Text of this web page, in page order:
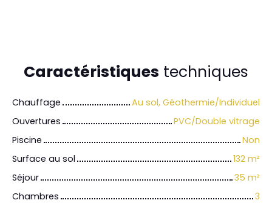
Caractéristiques techniques
Chauffage
Au sol, Géothermie/Individuel
Ouvertures
PVC/Double vitrage
Piscine
Non
Surface au sol
132 m²
Séjour
35 m²
Chambres
3